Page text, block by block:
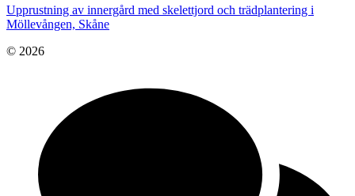
Upprustning av innergård med skelettjord och trädplantering i
Möllevången, Skåne
© 2026